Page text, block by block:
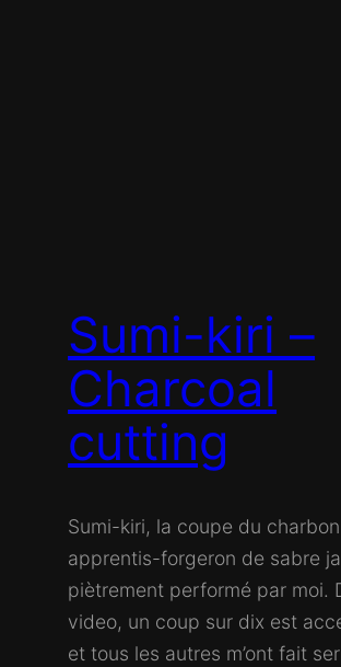
Sumi-kiri –
Charcoal
cutting
Sumi-kiri, la coupe du
apprentis-forgeron de sabre
piètrement performé par moi.
video, un coup sur dix est
et tous les autres m’ont fait